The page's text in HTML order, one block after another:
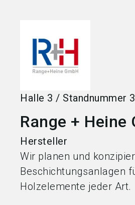
Halle 3 / Standnummer
Range + Heine
Hersteller
Wir planen und
Beschichtungsanlagen
Holzelemente jeder Art.